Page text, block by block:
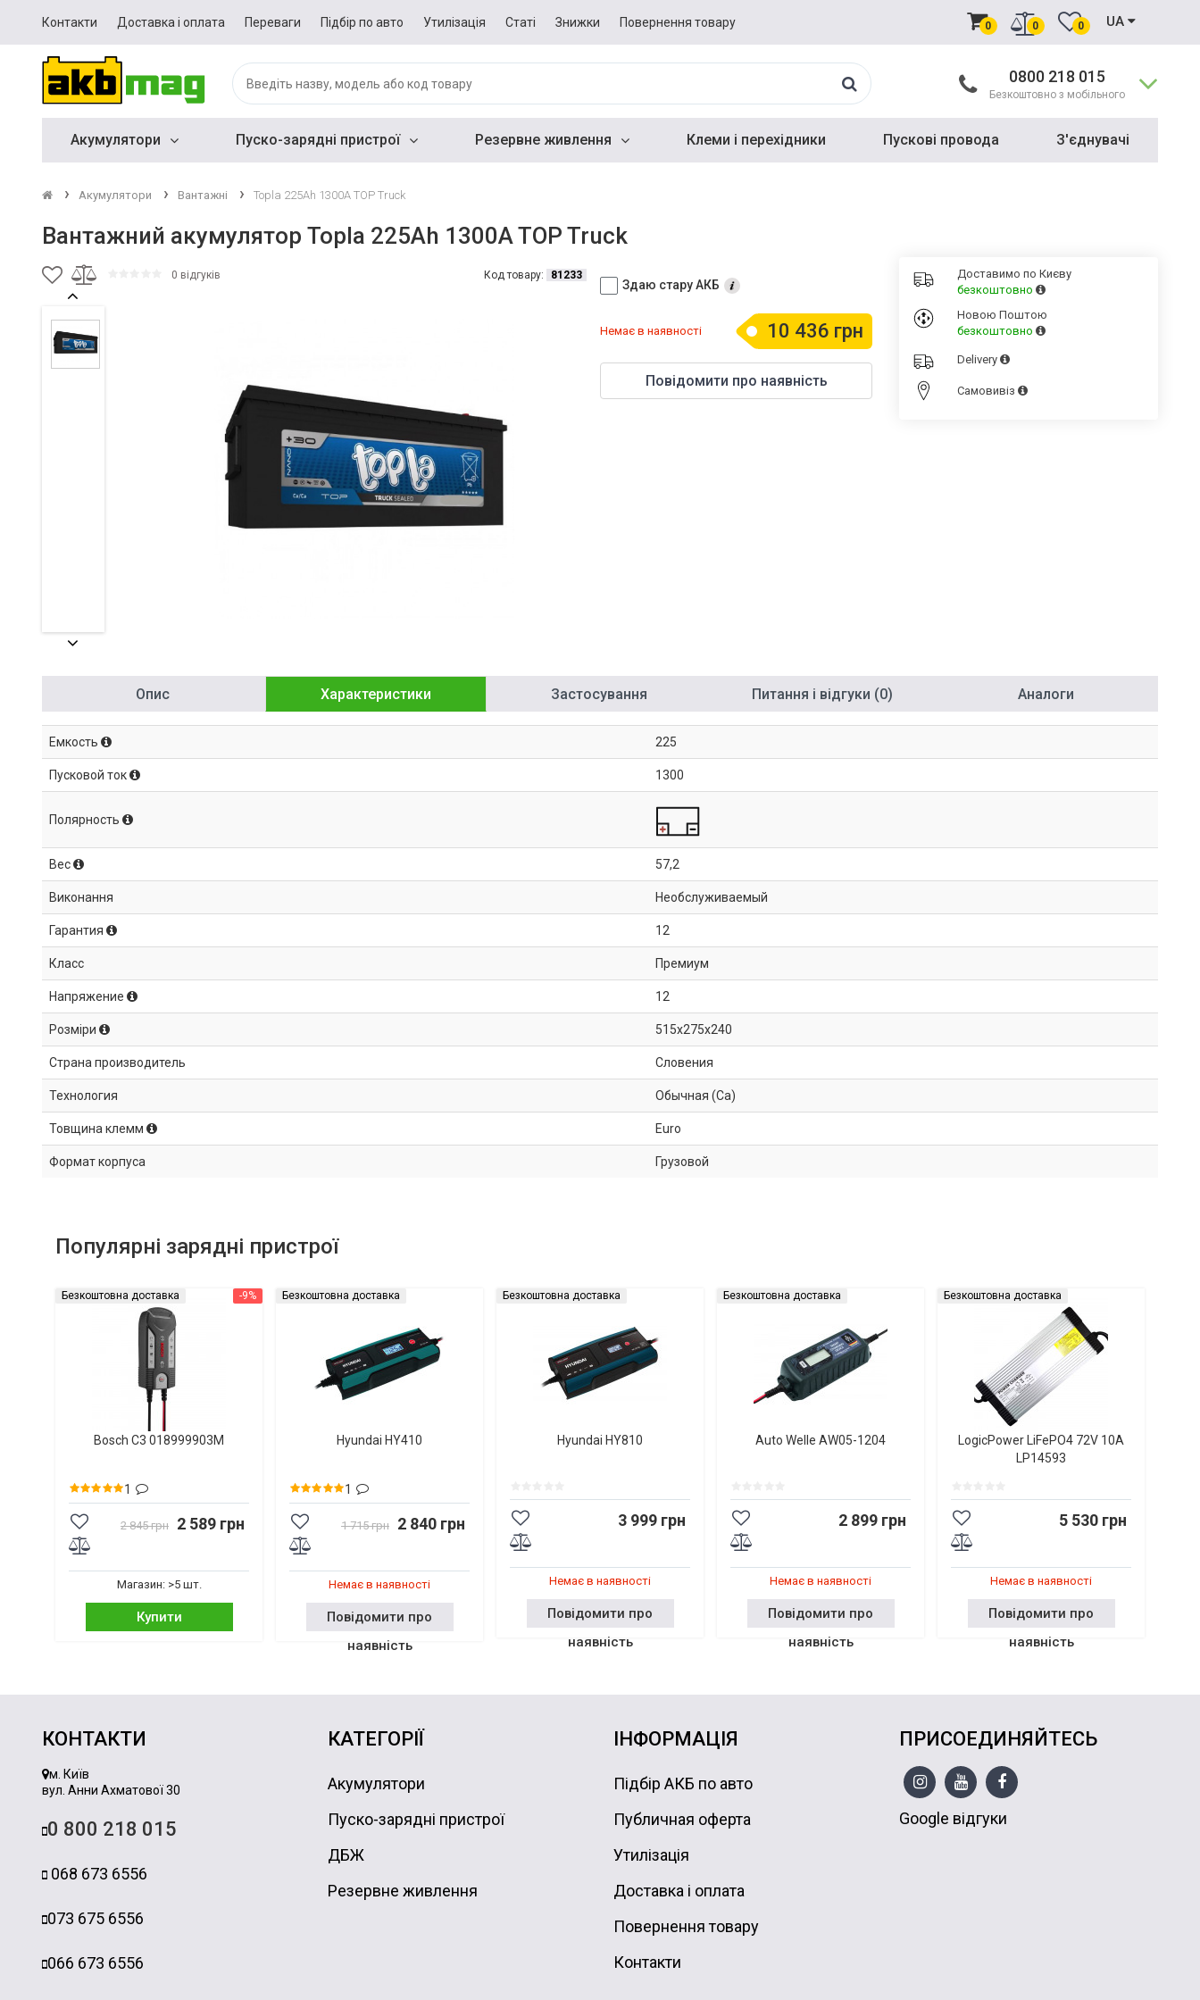
Контакти Доставка і оплата Переваги Підбір по авто Утилізація Статі Знижки Повернення товару 0 0 0 UA
0800 218 015
Безкоштовно з мобільного
Акумулятори Пуско-зарядні пристрої Резервне живлення Клеми і перехідники Пускові провода З'єднувачі
Акумулятори Вантажні Topla 225Ah 1300A TOP Truck
Вантажний акумулятор Topla 225Ah 1300A TOP Truck
0 відгуків Код товару: 81233
Здаю стару АКБ
10 436 грн
Немає в наявності
Повідомити про наявність
Доставимо по Києву
безкоштовно
Новою Поштою
безкоштовно
Delivery
Cамовивіз
Опис Характеристики Застосування Питання і відгуки (0) Аналоги
Емкость 225
Пусковой ток 1300
Полярность
Вес 57,2
Виконання Необслуживаемый
Гарантия 12
Класс Премиум
Напряжение 12
Розміри 515x275x240
Страна производитель Словения
Технология Обычная (Ca)
Товщина клемм Euro
Формат корпуса Грузовой
Популярні зарядні пристрої
-9%
Безкоштовна доставка
Bosch C3 018999903M
1
2 845 грн 2 589 грн
Магазин: >5 шт.
Купити
Безкоштовна доставка
Hyundai HY410
1
1 715 грн 2 840 грн
Немає в наявності
Повідомити про
наявність
Безкоштовна доставка
Hyundai HY810
3 999 грн
Немає в наявності
Повідомити про
наявність
Безкоштовна доставка
Auto Welle AW05-1204
2 899 грн
Немає в наявності
Повідомити про
наявність
Безкоштовна доставка
LogicPower LiFePO4 72V 10A
LP14593
5 530 грн
Немає в наявності
Повідомити про
наявність
КОНТАКТИ
м. Київ
вул. Анни Ахматової 30
0 800 218 015
068 673 6556
073 675 6556
066 673 6556
КАТЕГОРІЇ
Акумулятори
Пуско-зарядні пристрої
ДБЖ
Резервне живлення
ІНФОРМАЦІЯ
Підбір АКБ по авто
Публичная оферта
Утилізація
Доставка і оплата
Повернення товару
Контакти
ПРИСОЕДИНЯЙТЕСЬ
Google відгуки